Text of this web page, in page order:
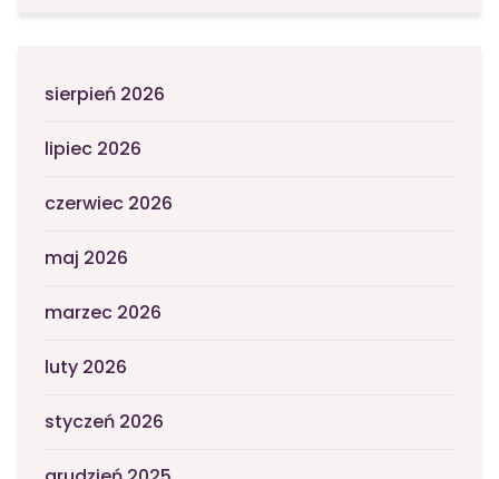
sierpień 2026
lipiec 2026
czerwiec 2026
maj 2026
marzec 2026
luty 2026
styczeń 2026